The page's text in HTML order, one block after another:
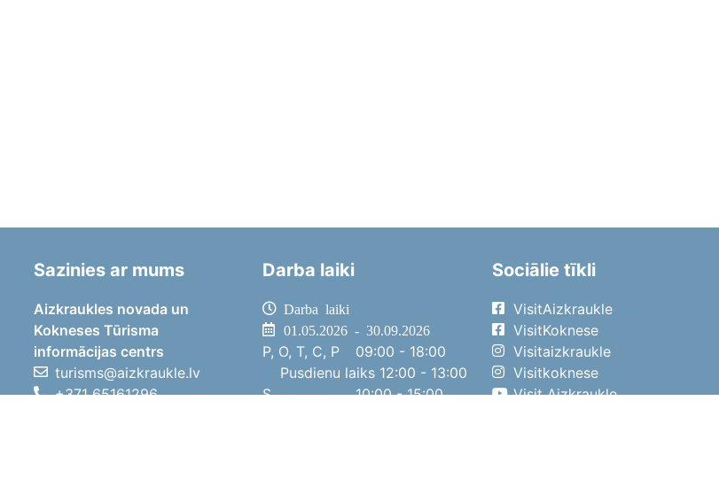
Sazinies ar mums
Aizkraukles novada un
Kokneses Tūrisma
informācijas centrs
turisms@aizkraukle.lv
+371 65161296
Darba laiki
Darba laiki
01.05.2026 - 30.09.2026
P, O, T, C, P
09:00 - 18:00
Pusdienu laiks 12:00 - 13:00
S
10:00 - 15:00
Sociālie tīkli
VisitAizkraukle
VisitKoknese
Visitaizkraukle
Visitkoknese
Visit Aizkraukle